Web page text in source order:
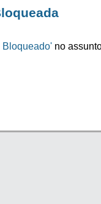
Bloqueado' no